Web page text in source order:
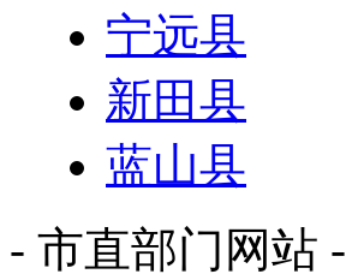
宁远县
新田县
蓝山县
- 市直部门网站 -